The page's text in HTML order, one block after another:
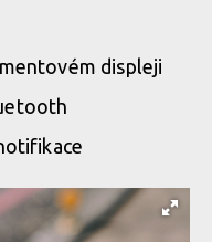
displeji